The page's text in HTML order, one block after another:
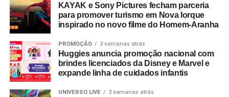
KAYAK e Sony Pictures fecham parceria
para promover turismo em Nova Iorque
inspirado no novo filme do Homem-Aranha
PROMOÇÃO 3 semanas atrás
Huggies anuncia promoção nacional com
brindes licenciados da Disney e Marvel e
expande linha de cuidados infantis
UNIVERSO LIVE 3 semanas atrás